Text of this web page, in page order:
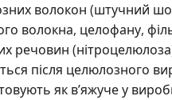
волокон (штучний
волокна, целофану,
речовин
після целюлозного
як в’яжуче у